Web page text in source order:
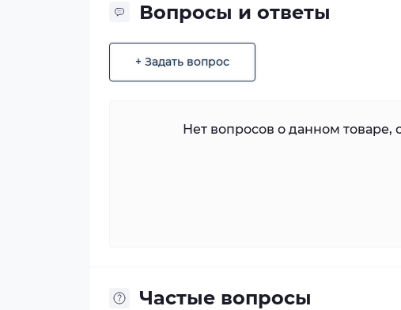
Вопросы и ответы
+ Задать вопрос
Нет вопросов о данном товаре,
Частые вопросы